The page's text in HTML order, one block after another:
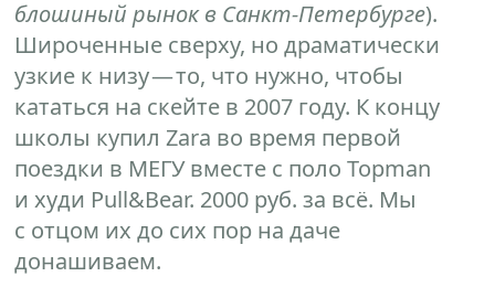
блошиный рынок в Санкт-Петербурге).
Широченные сверху, но драматически
узкие к низу — то, что нужно, чтобы
кататься на скейте в 2007 году. К концу
школы купил Zara во время первой
поездки в МЕГУ вместе с поло Topman
и худи Pull&Bear. 2000 руб. за всё. Мы
с отцом их до сих пор на даче
донашиваем.